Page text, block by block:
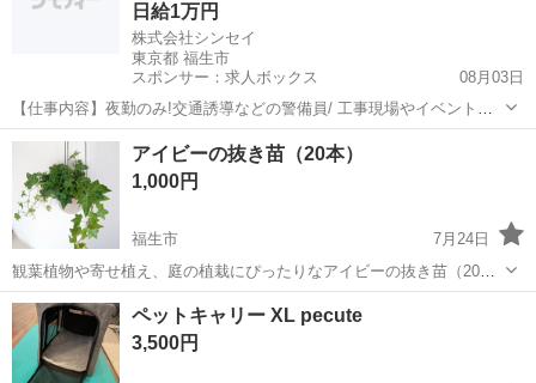
日給1万円
株式会社シンセイ
東京都 福生市
スポンサー：求人ボックス
08月03日
【仕事内容】夜勤のみ!交通誘導などの警備員/ 工事現場やイベント会
場などで 車両の交通誘導や歩行者の安全案内を 担当する警備スタッフ
を募集中です! <お願いしたい仕事内容> 通行人への声かけ・案内 車両
進入時の誘導 安全確認・工事...
アルバイト・パート
アイビーの抜き苗（20本）
1,000円
福生市
7月24日
観葉植物や寄せ植え、庭の植栽にぴったりなアイビーの抜き苗（20
本）です。 庭で栽培しているアイビーが殖えたので、お分けします。
冬も枯れずに青々しているので、グランドカバーや植栽、玄関横の鉢
植えにもってこいです。 ...
東京 福生市 その他 アイビー
ペットキャリー XL pecute
3,500円